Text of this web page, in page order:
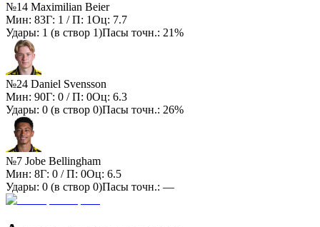
№14 Maximilian Beier
Мин: 83Г: 1 / П: 1Оц: 7.7
Удары: 1 (в створ 1)Пасы точн.: 21%
№24 Daniel Svensson
Мин: 90Г: 0 / П: 0Оц: 6.3
Удары: 0 (в створ 0)Пасы точн.: 26%
№7 Jobe Bellingham
Мин: 8Г: 0 / П: 0Оц: 6.5
Удары: 0 (в створ 0)Пасы точн.: —